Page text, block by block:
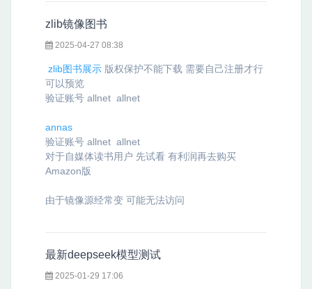
zlib镜像图书
2025-04-27 08:38
zlib图书展示 版权保护不能下载 需要自己注册才行
可以预览
验证账号 allnet allnet
annas
验证账号 allnet allnet
对于自媒体读书用户 先试看 有利润再去购买
Amazon版
由于镜像源经常变 可能无法访问
最新deepseek模型测试
2025-01-29 17:06